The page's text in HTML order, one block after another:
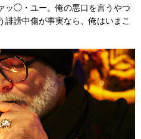
ッ◯・ユー。俺の悪口を言うやつ
誹謗中傷が事実なら、俺はいまこ